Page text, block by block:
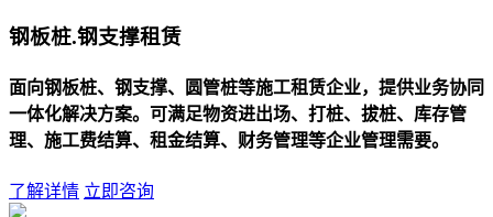
钢板桩.钢支撑租赁
面向钢板桩、钢支撑、圆管桩等施工租赁企业，提供业务协同
一体化解决方案。可满足物资进出场、打桩、拔桩、库存管
理、施工费结算、租金结算、财务管理等企业管理需要。
了解详情 立即咨询